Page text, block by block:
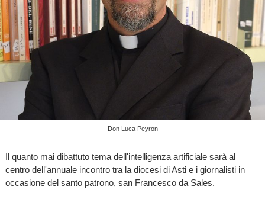
Don Luca Peyron
Il quanto mai dibattuto tema dell'intelligenza artificiale sarà al
centro dell'annuale incontro tra la diocesi di Asti e i giornalisti in
occasione del santo patrono, san Francesco da Sales.